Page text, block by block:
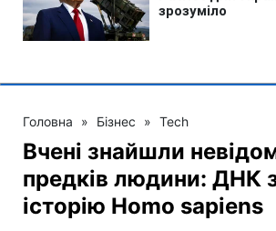
Головна » Бізнес » Tech
Вчені знайшли
предків людини: ДНК
історію Homo sapiens